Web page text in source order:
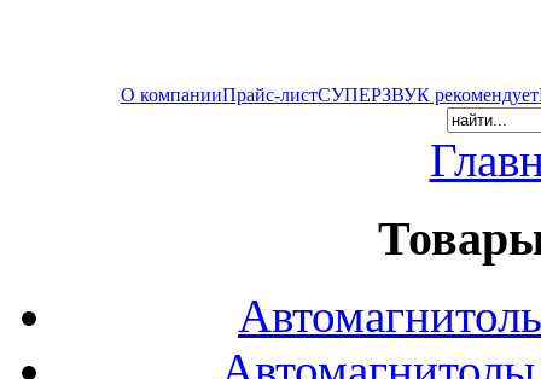
О компанииПрайс-листСУПЕРЗВУК рекомендует